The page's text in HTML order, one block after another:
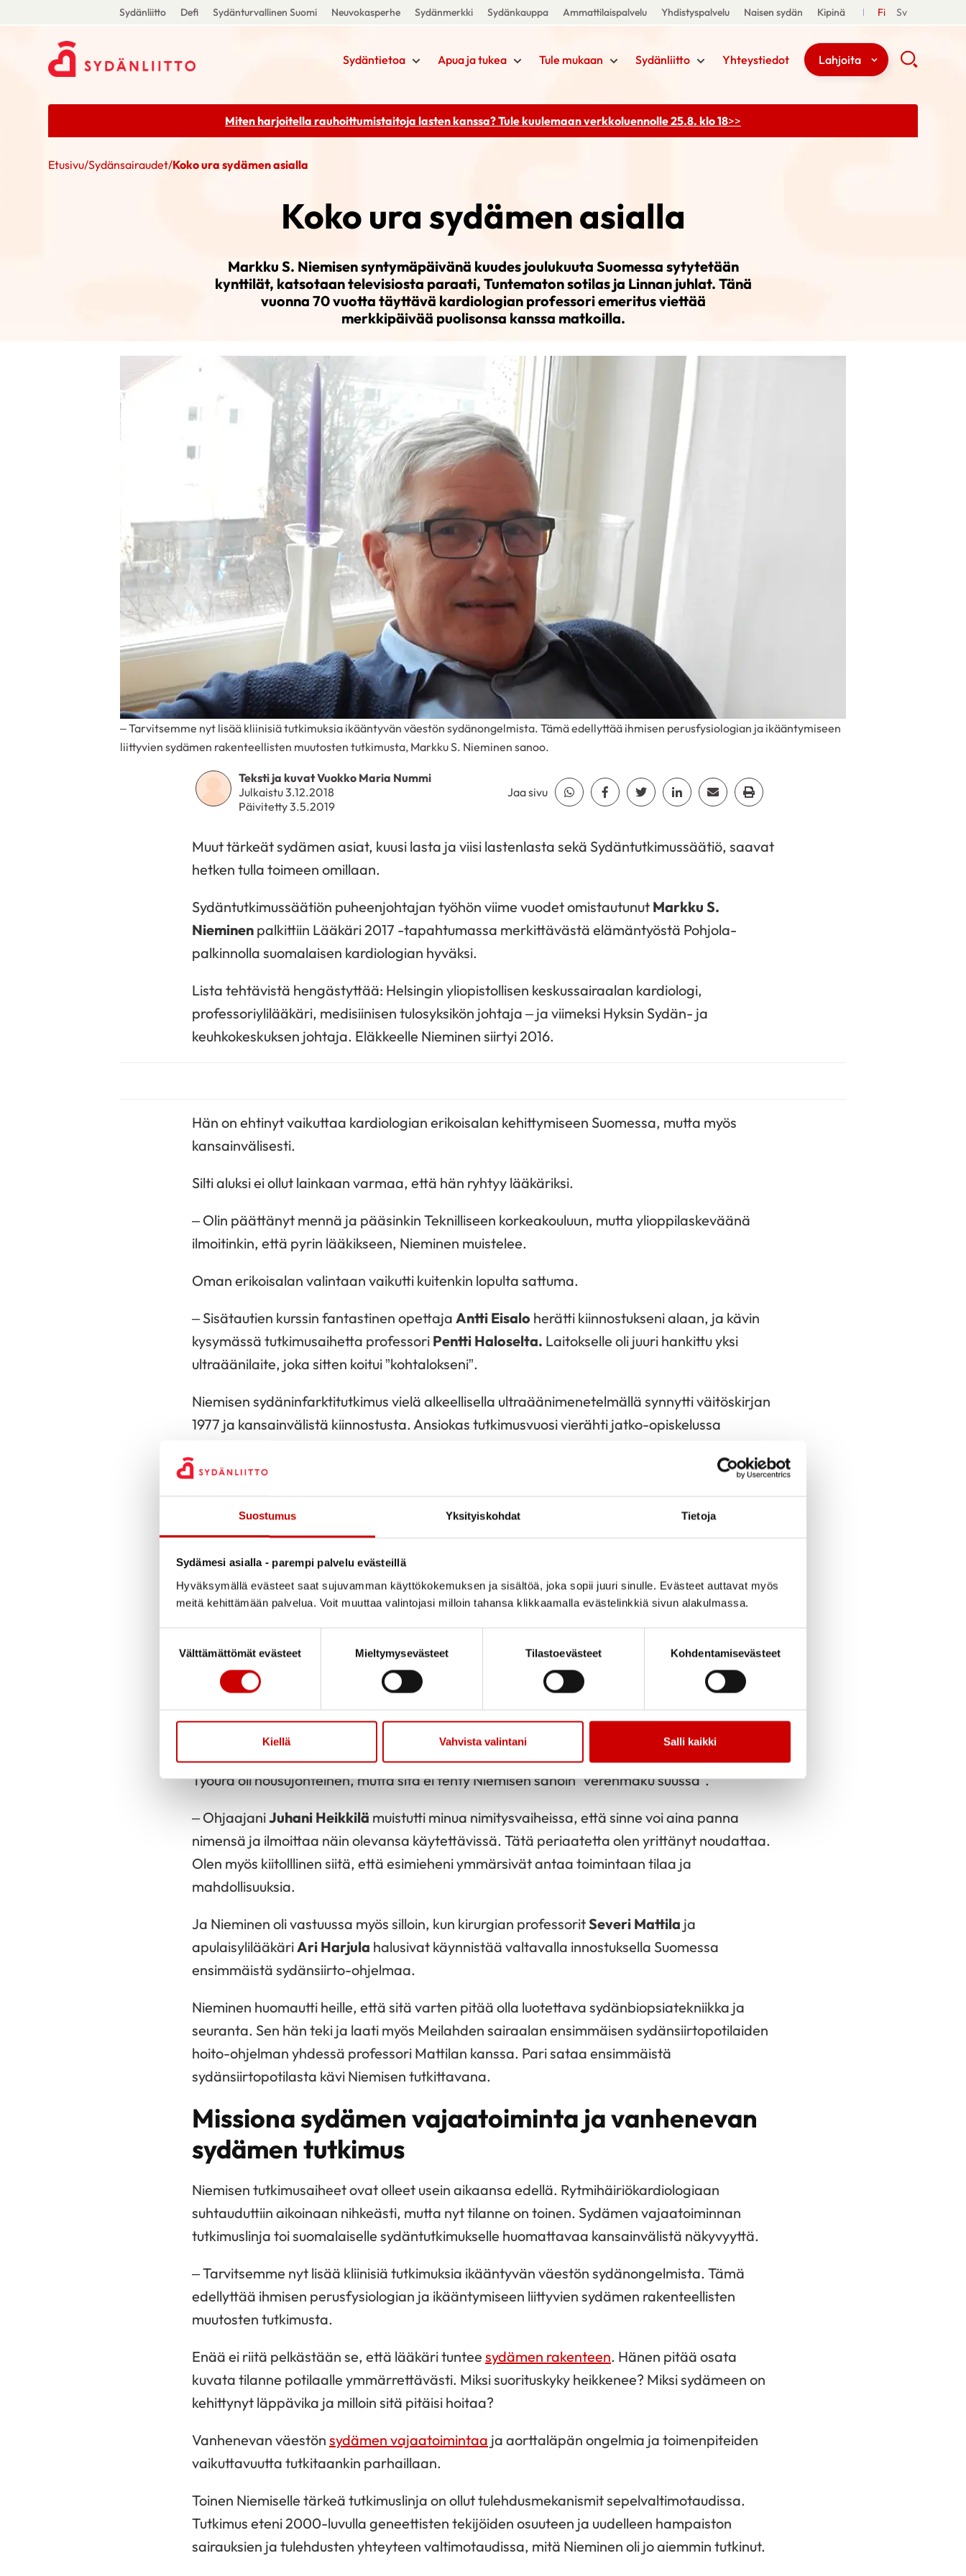
Suostumus Yksityiskohdat Tietoja
Sydämesi asialla - parempi palvelu evästeillä
Hyväksymällä evästeet saat sujuvamman käyttökokemuksen ja sisältöä, joka sopii juuri sinulle. Evästeet auttavat myös
meitä kehittämään palvelua. Voit muuttaa valintojasi milloin tahansa klikkaamalla evästelinkkiä sivun alakulmassa.
Välttämättömät evästeet
Mieltymysevästeet Tilastoevästeet Kohdentamisevästeet
Kiellä Vahvista valintani Salli kaikki
Sydänliitto Defi Sydänturvallinen Suomi Neuvokasperhe Sydänmerkki Sydänkauppa Ammattilaispalvelu Yhdistyspalvelu Naisen sydän Kipinä Fi Sv
Sydäntietoa Apua ja tukea Tule mukaan Sydänliitto Yhteystiedot Lahjoita
Miten harjoitella rauhoittumistaitoja lasten kanssa? Tule kuulemaanverkkoluennolle 25.8. klo 18>>
Etusivu/Sydänsairaudet/Koko ura sydämen asialla
Koko ura sydämen asialla
Markku S. Niemisen syntymäpäivänä kuudes joulukuuta Suomessa sytytetään
kynttilät, katsotaan televisiosta paraati, Tuntematon sotilas ja Linnan juhlat. Tänä
vuonna 70 vuotta täyttävä kardiologian professori emeritus viettää
merkkipäivää puolisonsa kanssa matkoilla.
Teksti ja kuvat Vuokko Maria Nummi
Julkaistu 3.12.2018
Päivitetty 3.5.2019
Jaa sivu Jaa Whatsapp
Jaa Facebook
Jaa TwitterJaa LinkedinJaa EmailJaa Print
– Tarvitsemme nyt lisää kliinisiä tutkimuksia ikääntyvän väestön sydänongelmista. Tämä edellyttää ihmisen perusfysiologian ja ikääntymiseen
liittyvien sydämen rakenteellisten muutosten tutkimusta, Markku S. Nieminen sanoo.
Muut tärkeät sydämen asiat, kuusi lasta ja viisi lastenlasta sekä Sydäntutkimussäätiö, saavat
hetken tulla toimeen omillaan.
Sydäntutkimussäätiön puheenjohtajan työhön viime vuodet omistautunut Markku S.
Nieminen palkittiin Lääkäri 2017 -tapahtumassa merkittävästä elämäntyöstä Pohjola-
palkinnolla suomalaisen kardiologian hyväksi.
Lista tehtävistä hengästyttää: Helsingin yliopistollisen keskussairaalan kardiologi,
professoriylilääkäri, medisiinisen tulosyksikön johtaja – ja viimeksi Hyksin Sydän- ja
keuhkokeskuksen johtaja. Eläkkeelle Nieminen siirtyi 2016.
Hän on ehtinyt vaikuttaa kardiologian erikoisalan kehittymiseen Suomessa, mutta myös
kansainvälisesti.
Silti aluksi ei ollut lainkaan varmaa, että hän ryhtyy lääkäriksi.
– Olin päättänyt mennä ja pääsinkin Teknilliseen korkeakouluun, mutta ylioppilaskeväänä
ilmoitinkin, että pyrin lääkikseen, Nieminen muistelee.
Oman erikoisalan valintaan vaikutti kuitenkin lopulta sattuma.
– Sisätautien kurssin fantastinen opettaja Antti Eisalo herätti kiinnostukseni alaan, ja kävin
kysymässä tutkimusaihetta professori Pentti Haloselta. Laitokselle oli juuri hankittu yksi
ultraäänilaite, joka sitten koitui ”kohtalokseni”.
Niemisen sydäninfarktitutkimus vielä alkeellisella ultraäänimenetelmällä synnytti väitöskirjan
1977 ja kansainvälistä kiinnostusta. Ansiokas tutkimusvuosi vierähti jatko-opiskelussa
Kaikki alkoi verenpaineesta
Tästä alkoi pitkä yhteistyö Sydänliiton ja sydänyhdistysten kanssa. Nieminen kirjoitti
lääketieteellisessä tiedekunnassa.
Seuraavassa vaiheessa lääkintäkenraali Kimmo Koskenvuotilasi asepalvelusta
suorittavalta Niemiseltä puolustusvoimien verenpaineohjelman. Nieminen teki yhteistyötä
puolustusvoimien kanssa myös varusmiesten sydänlihastulehdustutkimuksessa.
Työura oli nousujohteinen, mutta sitä ei tehty Niemisen sanoin ”verenmaku suussa”.
– OhjaajaniJuhani Heikkilä muistutti minua nimitysvaiheissa, että sinne voi aina panna
nimensä ja ilmoittaa näin olevansa käytettävissä. Tätä periaatetta olen yrittänyt noudattaa.
Olen myös kiitolllinen siitä, että esimieheni ymmärsivät antaa toimintaan tilaa ja
mahdollisuuksia.
Ja Nieminen oli vastuussa myös silloin, kun kirurgian professoritSeveri Mattila ja
apulaisylilääkäriAri Harjula halusivat käynnistää valtavalla innostuksella Suomessa
ensimmäistä sydänsiirto-ohjelmaa.
Nieminen huomautti heille, että sitä varten pitää olla luotettava sydänbiopsiatekniikka ja
seuranta. Sen hän teki ja laati myös Meilahden sairaalan ensimmäisen sydänsiirtopotilaiden
hoito-ohjelman yhdessä professori Mattilan kanssa. Pari sataa ensimmäistä
sydänsiirtopotilasta kävi Niemisen tutkittavana.
Missiona sydämen vajaatoiminta ja vanhenevan
sydämen tutkimus
Niemisen tutkimusaiheet ovat olleet usein aikaansa edellä. Rytmihäiriökardiologiaan
suhtauduttiin aikoinaan nihkeästi, mutta nyt tilanne on toinen. Sydämen vajaatoiminnan
tutkimuslinja toi suomalaiselle sydäntutkimukselle huomattavaa kansainvälistä näkyvyyttä.
– Tarvitsemme nyt lisää kliinisiä tutkimuksia ikääntyvän väestön sydänongelmista. Tämä
edellyttää ihmisen perusfysiologian ja ikääntymiseen liittyvien sydämen rakenteellisten
muutosten tutkimusta.
Enää ei riitä pelkästään se, että lääkäri tuntee sydämen rakenteen. Hänen pitää osata
kuvata tilanne potilaalle ymmärrettävästi. Miksi suorituskyky heikkenee? Miksi sydämeen on
kehittynyt läppävika ja milloin sitä pitäisi hoitaa?
Vanhenevan väestön sydämen vajaatoimintaa ja aorttaläpän ongelmia ja toimenpiteiden
vaikuttavuutta tutkitaankin parhaillaan.
Toinen Niemiselle tärkeä tutkimuslinja on ollut tulehdusmekanismit sepelvaltimotaudissa.
Tutkimus eteni 2000-luvulla geneettisten tekijöiden osuuteen ja uudelleen hampaiston
sairauksien ja tulehdusten yhteyteen valtimotaudissa, mitä Nieminen oli jo aiemmin tutkinut.